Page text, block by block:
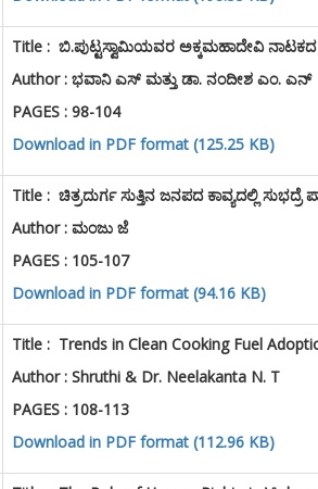
Title : ಬಿ.ಪುಟ್ಟಸ್ವಾಮಿಯವರ ಅಕ್ಕಮಹಾದೇವಿ
Author : ಭವಾನಿ ಎಸ್ ಮತ್ತು ಡಾ. ನಂದೀಶ ಎಂ. ಎನ್
PAGES : 98-104
Download in PDF format (125.25 KB)
Title : ಚಿತ್ರದುರ್ಗ ಸುತ್ತಿನ ಜನಪದ ಕಾವ್ಯದಲ್ಲಿ ಸುಭದ್ರೆ
Author : ಮಂಜು ಜೆ
PAGES : 105-107
Download in PDF format (94.16 KB)
Title : Trends in Clean Cooking Fuel
Author : Shruthi & Dr. Neelakanta N. T
PAGES : 108-113
Download in PDF format (112.96 KB)